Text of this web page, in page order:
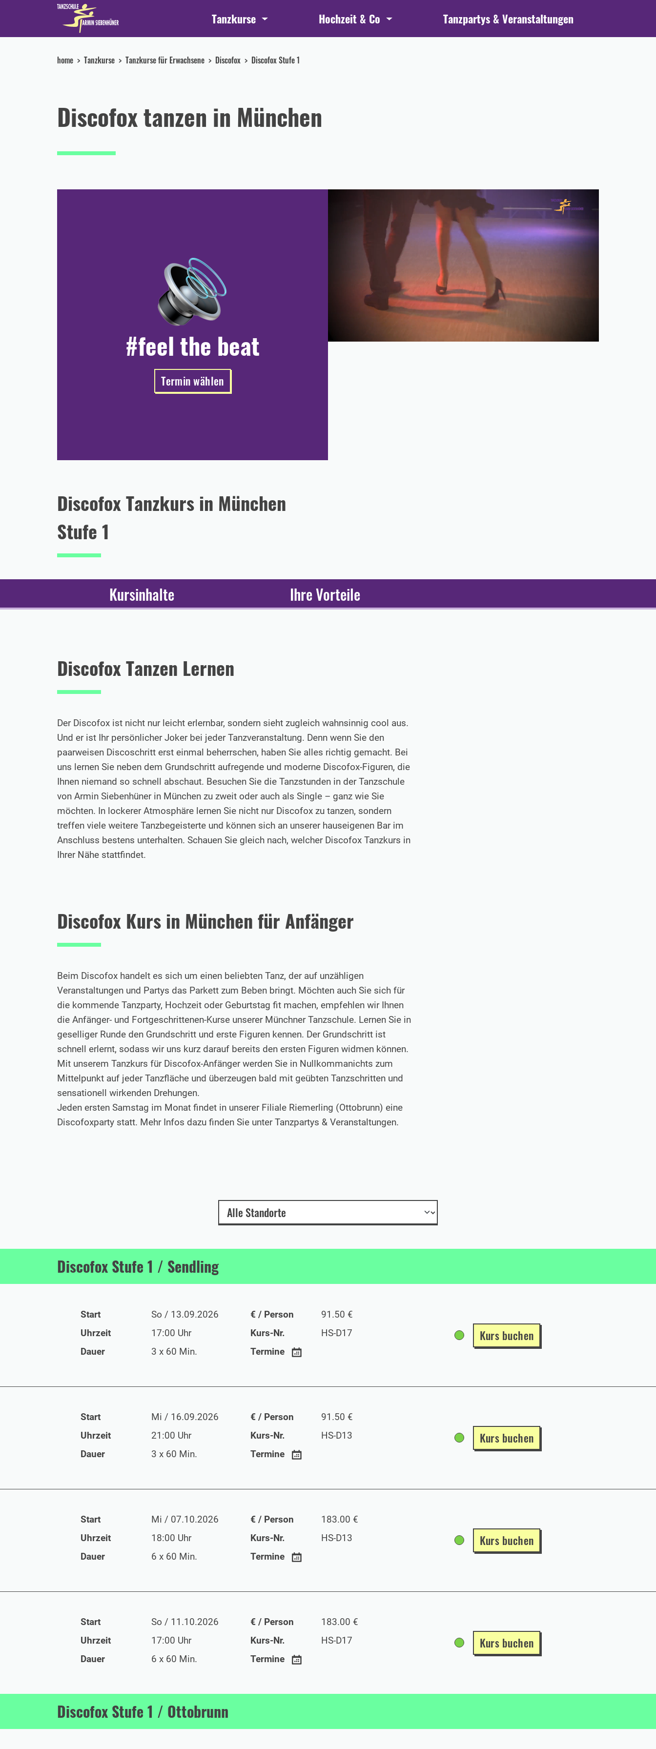
Tanzkurse Hochzeit & Co Tanzpartys & Veranstaltungen
home Tanzkurse Tanzkurse für Erwachsene Discofox Discofox Stufe 1
Discofox tanzen in München
#feel the beat
Termin wählen
Discofox Tanzkurs in München
Stufe 1
Kursinhalte Ihre Vorteile
Discofox Tanzen Lernen
Der Discofox ist nicht nur leicht erlernbar, sondern sieht zugleich wahnsinnig cool aus.
Und er ist Ihr persönlicher Joker bei jeder Tanzveranstaltung. Denn wenn Sie den
paarweisen Discoschritt erst einmal beherrschen, haben Sie alles richtig gemacht. Bei
uns lernen Sie neben dem Grundschritt aufregende und moderne Discofox-Figuren, die
Ihnen niemand so schnell abschaut. Besuchen Sie die Tanzstunden in der Tanzschule
von Armin Siebenhüner in München zu zweit oder auch als Single – ganz wie Sie
möchten. In lockerer Atmosphäre lernen Sie nicht nur Discofox zu tanzen, sondern
treffen viele weitere Tanzbegeisterte und können sich an unserer hauseigenen Bar im
Anschluss bestens unterhalten. Schauen Sie gleich nach, welcher Discofox Tanzkurs in
Ihrer Nähe stattfindet.
Discofox Kurs in München für Anfänger
Beim Discofox handelt es sich um einen beliebten Tanz, der auf unzähligen
Veranstaltungen und Partys das Parkett zum Beben bringt. Möchten auch Sie sich für
die kommende Tanzparty, Hochzeit oder Geburtstag fit machen, empfehlen wir Ihnen
die Anfänger- und Fortgeschrittenen-Kurse unserer Münchner Tanzschule. Lernen Sie in
geselliger Runde den Grundschritt und erste Figuren kennen. Der Grundschritt ist
schnell erlernt, sodass wir uns kurz darauf bereits den ersten Figuren widmen können.
Mit unserem Tanzkurs für Discofox-Anfänger werden Sie in Nullkommanichts zum
Mittelpunkt auf jeder Tanzfläche und überzeugen bald mit geübten Tanzschritten und
sensationell wirkenden Drehungen.
Jeden ersten Samstag im Monat findet in unserer Filiale Riemerling (Ottobrunn) eine
Discofoxparty statt. Mehr Infos dazu finden Sie unter Tanzpartys & Veranstaltungen.
Discofox Stufe 1 / Sendling
Start
So / 13.09.2026
Uhrzeit
17:00 Uhr
Dauer
3 x 60 Min.
€ / Person
91.50 €
Kurs-Nr.
HS-D17
Termine
Kurs buchen
Start
Mi / 16.09.2026
Uhrzeit
21:00 Uhr
Dauer
3 x 60 Min.
€ / Person
91.50 €
Kurs-Nr.
HS-D13
Termine
Kurs buchen
Start
Mi / 07.10.2026
Uhrzeit
18:00 Uhr
Dauer
6 x 60 Min.
€ / Person
183.00 €
Kurs-Nr.
HS-D13
Termine
Kurs buchen
Start
So / 11.10.2026
Uhrzeit
17:00 Uhr
Dauer
6 x 60 Min.
€ / Person
183.00 €
Kurs-Nr.
HS-D17
Termine
Kurs buchen
Discofox Stufe 1 / Ottobrunn